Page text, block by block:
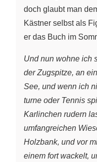
doch glaubt man
Kästner selbst als
er das Buch im
Und nun wohne ich
der Zugspitze, an
See, und wenn ich
turne oder Tennis
Karlinchen rudern
umfangreichen
Holzbank, und vor
einem fort wackelt,